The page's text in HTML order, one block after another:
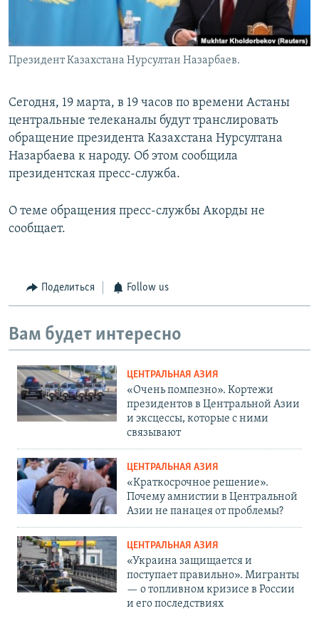
Президент Казахстана Нурсултан Назарбаев.
Сегодня, 19 марта, в 19 часов по времени Астаны
центральные телеканалы будут транслировать
обращение президента Казахстана Нурсултана
Назарбаева к народу. Об этом сообщила
президентская пресс-служба.
О теме обращения пресс-службы Акорды не
сообщает.
Поделиться Follow us
Вам будет интересно
ЦЕНТРАЛЬНАЯ АЗИЯ
«Очень помпезно». Кортежи
президентов в Центральной Азии
и эксцессы, которые с ними
связывают
ЦЕНТРАЛЬНАЯ АЗИЯ
«Краткосрочное решение».
Почему амнистии в Центральной
Азии не панацея от проблемы?
ЦЕНТРАЛЬНАЯ АЗИЯ
«Украина защищается и
поступает правильно». Мигранты
— о топливном кризисе в России
и его последствиях